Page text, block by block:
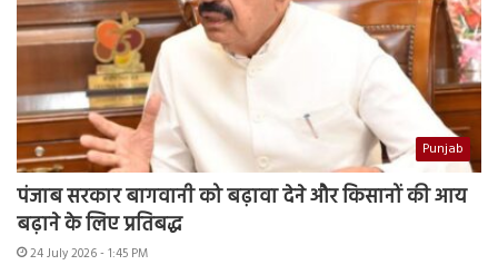
Punjab
पंजाब सरकार बागवानी को बढ़ावा देने और किसानों की आय
बढ़ाने के लिए प्रतिबद्ध
24 July 2026 - 1:45 PM